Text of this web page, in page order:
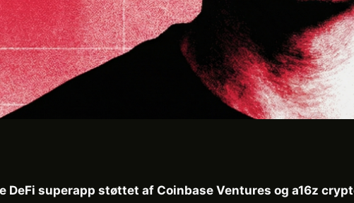
DeFi superapp støttet af Coinbase Ventures og a16z